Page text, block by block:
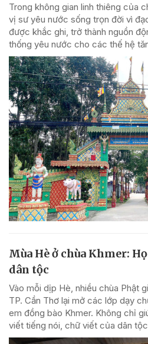
Trong không gian linh thiêng của
vị sư yêu nước sống trọn đời vì
được khắc ghi, trở thành nguồn
thống yêu nước cho các thế hệ
Mùa Hè ở chùa Khmer:
dân tộc
Vào mỗi dịp Hè, nhiều chùa Phật
TP. Cần Thơ lại mở các lớp dạy
em đồng bào Khmer. Không chỉ
viết tiếng nói, chữ viết của dân